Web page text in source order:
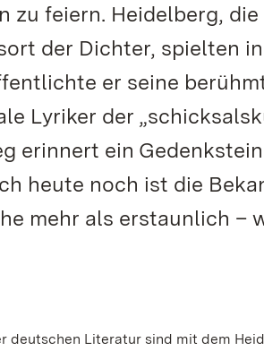
zu feiern. Heidelberg,
der Dichter, spielten
er seine
Lyriker der
erinnert ein
heute noch ist die
mehr als erstaunlich –
deutschen Literatur sind mit dem